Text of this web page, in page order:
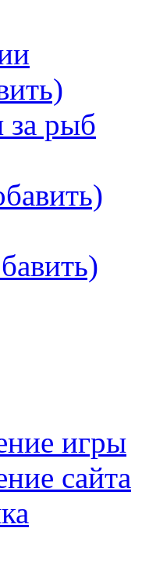
рыб
игры
сайта